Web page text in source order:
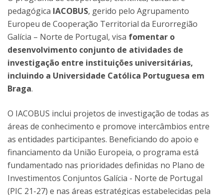
pedagógica IACOBUS, gerido pelo Agrupamento
Europeu de Cooperação Territorial da Eurorregião
Galícia – Norte de Portugal, visa fomentar o
desenvolvimento conjunto de atividades de
investigação entre instituições universitárias,
incluindo a Universidade Católica Portuguesa em
Braga.
O IACOBUS inclui projetos de investigação de todas as
áreas de conhecimento e promove intercâmbios entre
as entidades participantes. Beneficiando do apoio e
financiamento da União Europeia, o programa está
fundamentado nas prioridades definidas no Plano de
Investimentos Conjuntos Galícia - Norte de Portugal
(PIC 21-27) e nas áreas estratégicas estabelecidas pela